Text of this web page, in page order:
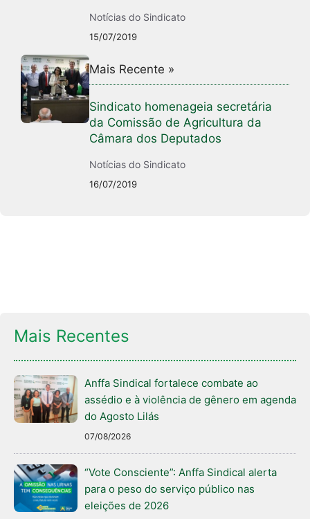
Notícias do Sindicato
15/07/2019
Mais Recente »
Sindicato homenageia secretária
da Comissão de Agricultura da
Câmara dos Deputados
Notícias do Sindicato
16/07/2019
Mais Recentes
Anffa Sindical fortalece combate ao
assédio e à violência de gênero em agenda
do Agosto Lilás
07/08/2026
“Vote Consciente”: Anffa Sindical alerta
para o peso do serviço público nas
eleições de 2026